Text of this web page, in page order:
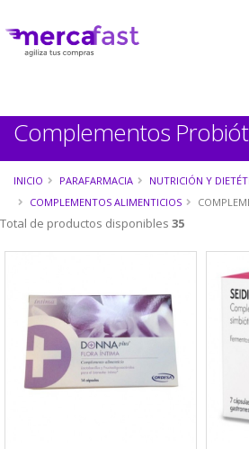
Complementos
INICIO PARAFARMACIA
NUTRICIÓN Y
COMPLEMENTOS ALIMENTICIOS
Total de productos disponibles 35